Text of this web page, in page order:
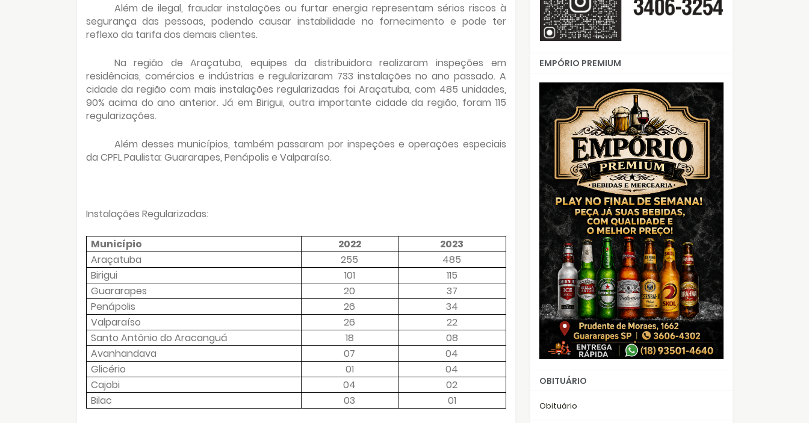
Além de ilegal, fraudar instalações ou furtar energia representam sérios riscos à
segurança das pessoas, podendo causar instabilidade no fornecimento e pode ter
reflexo da tarifa dos demais clientes.
Na região de Araçatuba, equipes da distribuidora realizaram inspeções em
residências, comércios e indústrias e regularizaram 733 instalações no ano passado. A
cidade da região com mais instalações regularizadas foi Araçatuba, com 485 unidades,
90% acima do ano anterior. Já em Birigui, outra importante cidade da região, foram 115
regularizações.
Além desses municípios, também passaram por inspeções e operações especiais
da CPFL Paulista: Guararapes, Penápolis e Valparaíso.
Instalações Regularizadas:
Município 2022
2023
Araçatuba
255
485
Birigui
101
115
Guararapes
20
37
Penápolis
26
34
Valparaíso
26
22
Santo Antônio do Aracanguá
18
08
Avanhandava
07
04
Glicério
01
04
Cajobi
04
02
Bilac
03 01
EMPÓRIO PREMIUM
OBITUÁRIO
Obituário